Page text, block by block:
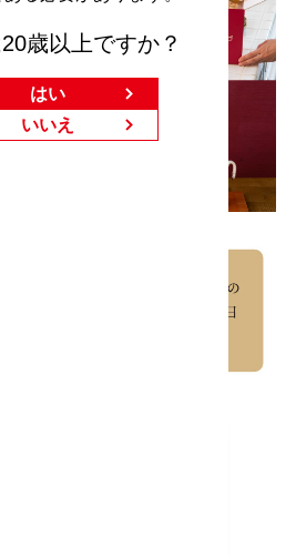
歳以上ですか？
はい
いいえ